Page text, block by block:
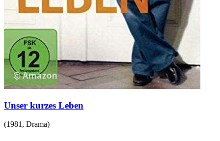
Unser kurzes Leben
(1981 , Drama)